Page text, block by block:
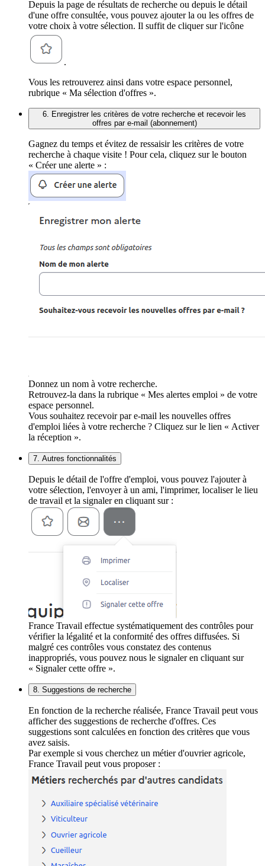
Depuis la page de résultats de recherche ou depuis le détail
d'une offre consultée, vous pouvez ajouter la ou les offres de
votre choix à votre sélection. Il suffit de cliquer sur l'icône
.
Vous les retrouverez ainsi dans votre espace personnel,
rubrique « Ma sélection d'offres ».
6. Enregistrer les critères de votre recherche et recevoir les
offres par e-mail (abonnement)
Gagnez du temps et évitez de ressaisir les critères de votre
recherche à chaque visite ! Pour cela, cliquez sur le bouton
« Créer une alerte » :
Donnez un nom à votre recherche.
Retrouvez-la dans la rubrique « Mes alertes emploi » de votre
espace personnel.
Vous souhaitez recevoir par e-mail les nouvelles offres
d'emploi liées à votre recherche ? Cliquez sur le lien « Activer
la réception ».
7. Autres fonctionnalités
Depuis le détail de l'offre d'emploi, vous pouvez l'ajouter à
votre sélection, l'envoyer à un ami, l'imprimer, localiser le lieu
de travail et la signaler en cliquant sur :
France Travail effectue systématiquement des contrôles pour
vérifier la légalité et la conformité des offres diffusées. Si
malgré ces contrôles vous constatez des contenus
inappropriés, vous pouvez nous le signaler en cliquant sur
« Signaler cette offre ».
8. Suggestions de recherche
En fonction de la recherche réalisée, France Travail peut vous
afficher des suggestions de recherche d'offres. Ces
suggestions sont calculées en fonction des critères que vous
avez saisis.
Par exemple si vous cherchez un métier d'ouvrier agricole,
France Travail peut vous proposer :